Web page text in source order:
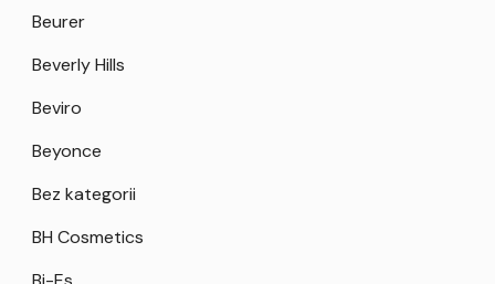
Beurer
Beverly Hills
Beviro
Beyonce
Bez kategorii
BH Cosmetics